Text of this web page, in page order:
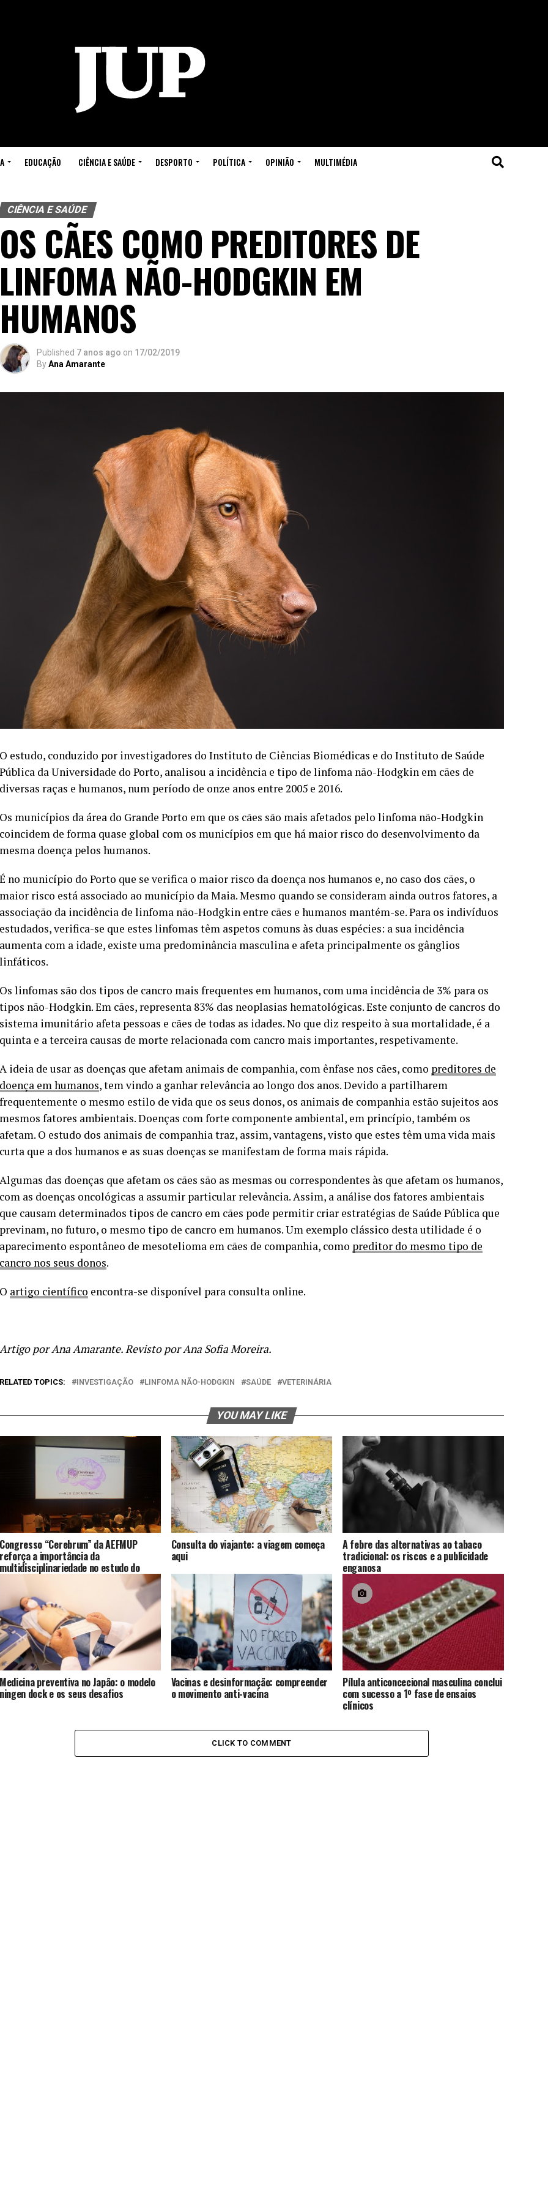
EDUCAÇÃO CIÊNCIA E SAÚDE DESPORTO POLÍTICA OPINIÃO MULTIMÉDIA
CIÊNCIA E SAÚDE
OS CÃES COMO PREDITORES DE
LINFOMA NÃO-HODGKIN EM
HUMANOS
Published 7 anos ago on 17/02/2019
ByAna Amarante
O estudo, conduzido por investigadores do Instituto de Ciências Biomédicas e do Instituto de Saúde
Pública da Universidade do Porto, analisou a incidência e tipo de linfoma não-Hodgkin em cães de
diversas raças e humanos, num período de onze anos entre 2005 e 2016.
Os municípios da área do Grande Porto em que os cães são mais afetados pelo linfoma não-Hodgkin
coincidem de forma quase global com os municípios em que há maior risco do desenvolvimento da
mesma doença pelos humanos.
É no município do Porto que se verifica o maior risco da doença nos humanos e, no caso dos cães, o
maior risco está associado ao município da Maia. Mesmo quando se consideram ainda outros fatores, a
associação da incidência de linfoma não-Hodgkin entre cães e humanos mantém-se. Para os indivíduos
estudados, verifica-se que estes linfomas têm aspetos comuns às duas espécies: a sua incidência
aumenta com a idade, existe uma predominância masculina e afeta principalmente os gânglios
linfáticos.
Os linfomas são dos tipos de cancro mais frequentes em humanos, com uma incidência de 3% para os
tipos não-Hodgkin. Em cães, representa 83% das neoplasias hematológicas. Este conjunto de cancros do
sistema imunitário afeta pessoas e cães de todas as idades. No que diz respeito à sua mortalidade, é a
quinta e a terceira causas de morte relacionada com cancro mais importantes, respetivamente.
A ideia de usar as doenças que afetam animais de companhia, com ênfase nos cães, como preditores de
doença em humanos, tem vindo a ganhar relevância ao longo dos anos. Devido a partilharem
frequentemente o mesmo estilo de vida que os seus donos, os animais de companhia estão sujeitos aos
mesmos fatores ambientais. Doenças com forte componente ambiental, em princípio, também os
afetam. O estudo dos animais de companhia traz, assim, vantagens, visto que estes têm uma vida mais
curta que a dos humanos e as suas doenças se manifestam de forma mais rápida.
Algumas das doenças que afetam os cães são as mesmas ou correspondentes às que afetam os humanos,
com as doenças oncológicas a assumir particular relevância. Assim, a análise dos fatores ambientais
que causam determinados tipos de cancro em cães pode permitir criar estratégias de Saúde Pública que
previnam, no futuro, o mesmo tipo de cancro em humanos. Um exemplo clássico desta utilidade é o
aparecimento espontâneo de mesotelioma em cães de companhia, como preditor do mesmo tipo de
cancro nos seus donos.
O artigo científico encontra-se disponível para consulta online.
Artigo por Ana Amarante. Revisto por Ana Sofia Moreira.
RELATED TOPICS: INVESTIGAÇÃO LINFOMA NÃO-HODGKIN SAÚDE VETERINÁRIA
YOU MAY LIKE
Congresso “Cerebrum” da AEFMUP
reforça a importância da
multidisciplinariedade no estudo do
Consulta do viajante: a viagem começa
aqui
A febre das alternativas ao tabaco
tradicional: os riscos e a publicidade
enganosa
Medicina preventiva no Japão: o modelo
ningen dock e os seus desafios
Vacinas e desinformação: compreender
o movimento anti-vacina
Pílula anticoncecional masculina conclui
com sucesso a 1º fase de ensaios
clínicos
CLICK TO COMMENT